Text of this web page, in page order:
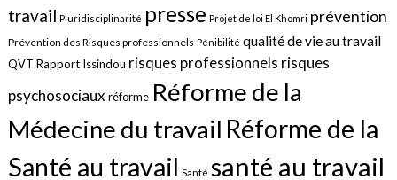
travail Pluridisciplinarité presse Projet de loi El Khomri prévention
Prévention des Risques professionnels Pénibilité qualité de vie au travail
QVT Rapport Issindou risques professionnels risques
psychosociauxréforme Réforme de la
Médecine du travail Réforme de la
Santé au travail Santé santé au travail